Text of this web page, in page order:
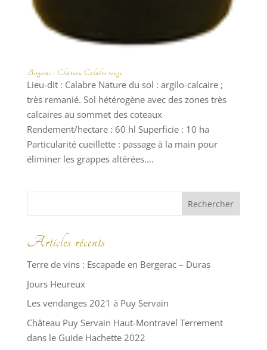
Bergerac : Château Calabre rouge
Lieu-dit : Calabre Nature du sol : argilo-calcaire ;
très remanié. Sol hétérogène avec des zones très
calcaires au sommet des coteaux
Rendement/hectare : 60 hl Superficie : 10 ha
Particularité cueillette : passage à la main pour
éliminer les grappes altérées....
Articles récents
Terre de vins : Escapade en Bergerac – Duras
Jours Heureux
Les vendanges 2021 à Puy Servain
Château Puy Servain Haut-Montravel Terrement
dans le Guide Hachette 2022